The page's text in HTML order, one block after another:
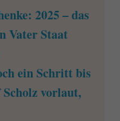
2025 – das
Vater Staat
ein Schritt bis
vorlaut,